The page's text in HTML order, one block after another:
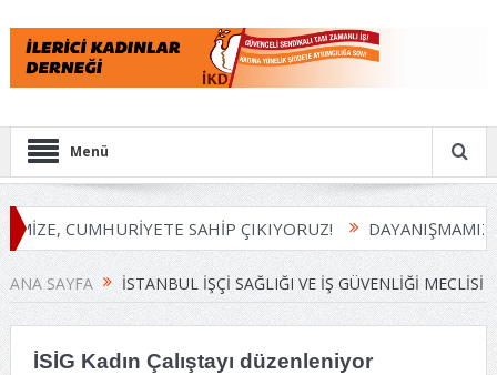
Menü
CUMHURİYETE SAHİP ÇIKIYORUZ! DAYANIŞMAMIZI
ANA SAYFA İSTANBUL İŞÇI SAĞLIĞI VE İŞ GÜVENLIĞI MECLISI
İSİG Kadın Çalıştayı düzenleniyor